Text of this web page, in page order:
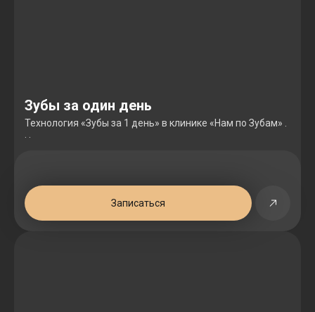
Зубы за один день
Технология «Зубы за 1 день» в клинике «Нам по Зубам» .
Записаться